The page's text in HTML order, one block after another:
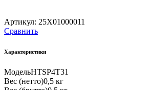
Артикул: 25X01000011
Сравнить
Характеристики
МодельHTSP4T31
Вес (нетто)0,5 кг